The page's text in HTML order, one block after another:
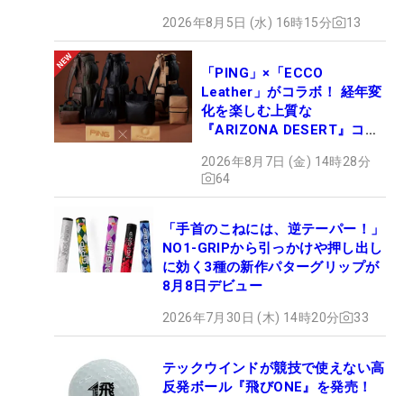
2026年8月5日 (水) 16時15分 13
「PING」×「ECCO
Leather」がコラボ！ 経年変
化を楽しむ上質な
『ARIZONA DESERT』コレ
ュー
2026年8月7日 (金) 14時28分
64
「手首のこねには、逆テーパー！」
NO1-GRIPから引っかけや押し出し
に効く3種の新作パターグリップが
8月8日デビュー
2026年7月30日 (木) 14時20分 33
テックウインドが競技で使えない高
反発ボール『飛びONE』を発売！